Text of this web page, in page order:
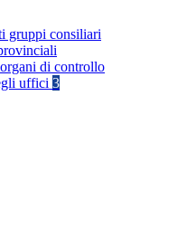
gruppi consiliari
di controllo
uffici 3